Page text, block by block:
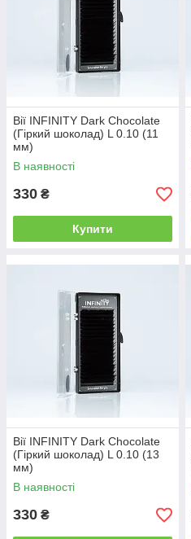
Вії INFINITY Dark Chocolate
(Гіркий шоколад) L 0.10 (11
мм)
В наявності
330 ₴
Купити
Вії INFINITY Dark Chocolate
(Гіркий шоколад) L 0.10 (13
мм)
В наявності
330 ₴